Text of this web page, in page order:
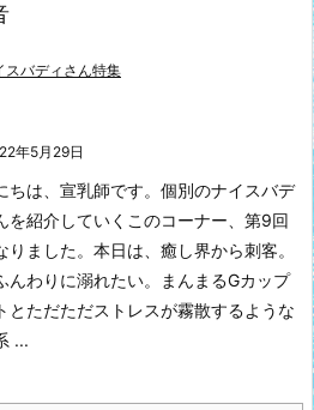
スバディさん特集
年5月29日
ちは、宣乳師です。 個別のナイスバデ
を紹介していくこのコーナー、第9回
りました。 本日は、癒し界から刺客。
んわりに溺れたい。まんまるGカップ
とただただストレスが霧散するような
...